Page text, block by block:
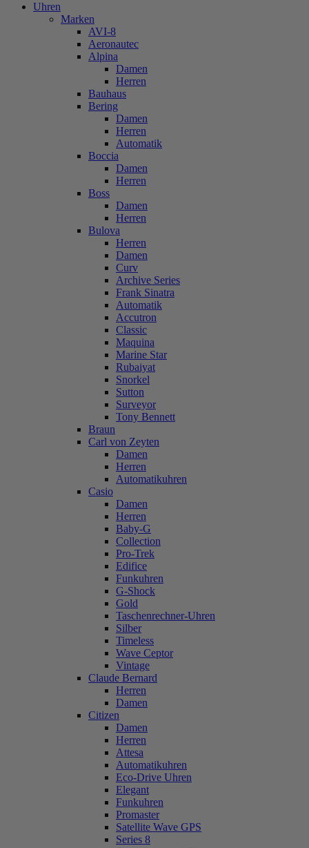
Uhren
Marken
AVI-8
Aeronautec
Alpina
Damen
Herren
Bauhaus
Bering
Damen
Herren
Automatik
Boccia
Damen
Herren
Boss
Damen
Herren
Bulova
Herren
Damen
Curv
Archive Series
Frank Sinatra
Automatik
Accutron
Classic
Maquina
Marine Star
Rubaiyat
Snorkel
Sutton
Surveyor
Tony Bennett
Braun
Carl von Zeyten
Damen
Herren
Automatikuhren
Casio
Damen
Herren
Baby-G
Collection
Pro-Trek
Edifice
Funkuhren
G-Shock
Gold
Taschenrechner-Uhren
Silber
Timeless
Wave Ceptor
Vintage
Claude Bernard
Herren
Damen
Citizen
Damen
Herren
Attesa
Automatikuhren
Eco-Drive Uhren
Elegant
Funkuhren
Promaster
Satellite Wave GPS
Series 8